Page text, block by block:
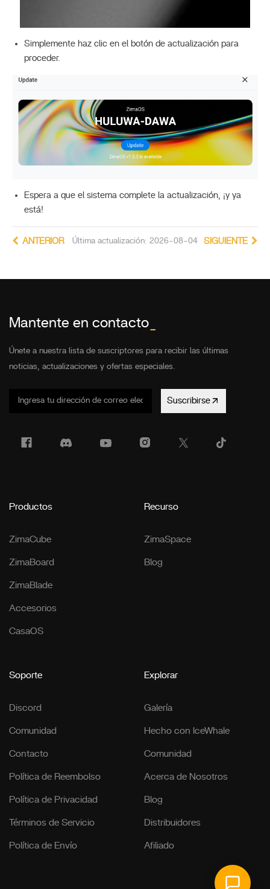
Simplemente haz clic en el botón de actualización para
proceder.
Espera a que el sistema complete la actualización, ¡y ya
está!
Última actualización: 2026-08-04
ANTERIOR SIGUIENTE
Mantente en contacto
Únete a nuestra lista de suscriptores para recibir las últimas
noticias, actualizaciones y ofertas especiales.
Suscribirse
Productos
ZimaCube
ZimaBoard
ZimaBlade
Accesorios
CasaOS
Recurso
ZimaSpace
Blog
Soporte
Discord
Comunidad
Contacto
Política de Reembolso
Política de Privacidad
Términos de Servicio
Política de Envío
Explorar
Galería
Hecho con IceWhale
Comunidad
Acerca de Nosotros
Blog
Distribuidores
Afiliado